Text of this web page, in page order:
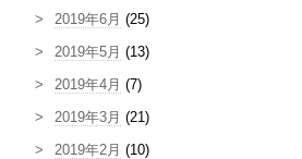
2019年6月 (25)
2019年5月 (13)
2019年4月 (7)
2019年3月 (21)
2019年2月 (10)